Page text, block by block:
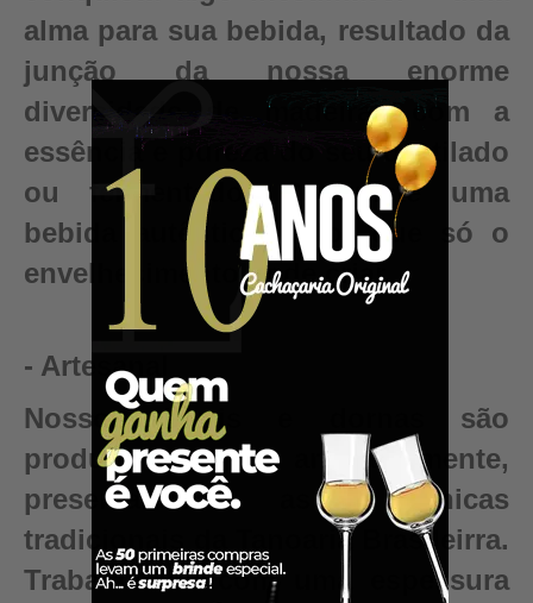
alma para sua bebida, resultado da
junção da nossa enorme
diversidade de madeiras com a
essência e pureza do seu destilado
ou fermentado. Conquiste uma
bebida autêntica, valor que só o
envelhecimento pode criar.
- Artesanal
Nossos barris e dornas são
produzidos artesanalmente,
preservando as técnicas
tradicionais da Tanoaria Brasileirra.
Trabalhamos com uma espessura